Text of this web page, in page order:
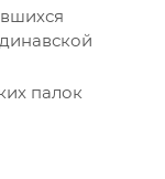
палок